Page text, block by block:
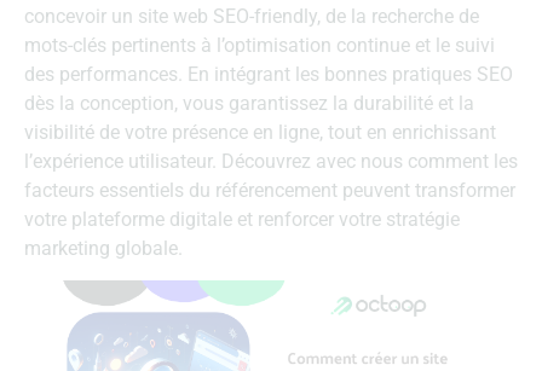
concevoir un site web SEO-friendly, de la recherche de
mots-clés pertinents à l’optimisation continue et le suivi
des performances. En intégrant les bonnes pratiques SEO
dès la conception, vous garantissez la durabilité et la
visibilité de votre présence en ligne, tout en enrichissant
l’expérience utilisateur. Découvrez avec nous comment les
facteurs essentiels du référencement peuvent transformer
votre plateforme digitale et renforcer votre stratégie
marketing globale.